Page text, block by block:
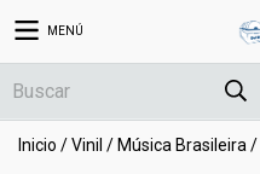
MENÚ
Inicio /Vinil / Música Brasileira /